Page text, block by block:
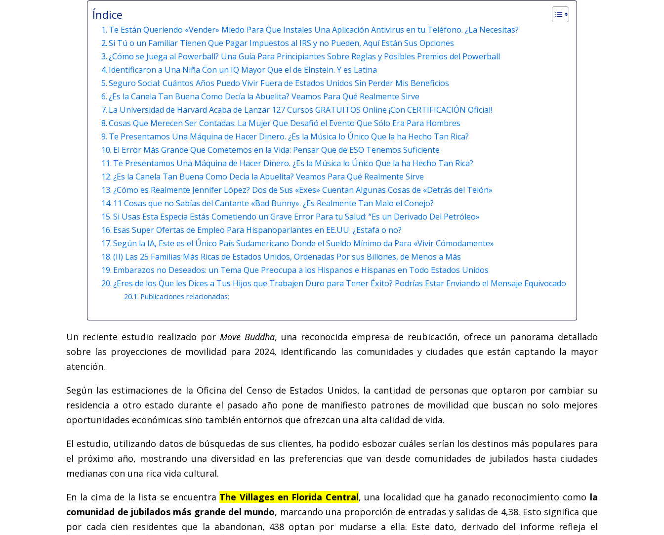
Índice
Te Están Queriendo «Vender» Miedo Para Que Instales Una Aplicación Antivirus en tu Teléfono. ¿La Necesitas?
Si Tú o un Familiar Tienen Que Pagar Impuestos al IRS y no Pueden, Aquí Están Sus Opciones
¿Cómo se Juega al Powerball? Una Guía Para Principiantes Sobre Reglas y Posibles Premios del Powerball
Identificaron a Una Niña Con un IQ Mayor Que el de Einstein. Y es Latina
Seguro Social: Cuántos Años Puedo Vivir Fuera de Estados Unidos Sin Perder Mis Beneficios
¿Es la Canela Tan Buena Como Decía la Abuelita? Veamos Para Qué Realmente Sirve
La Universidad de Harvard Acaba de Lanzar 127 Cursos GRATUITOS Online ¡Con CERTIFICACIÓN Oficial!
Cosas Que Merecen Ser Contadas: La Mujer Que Desafió el Evento Que Sólo Era Para Hombres
Te Presentamos Una Máquina de Hacer Dinero. ¿Es la Música lo Único Que la ha Hecho Tan Rica?
El Error Más Grande Que Cometemos en la Vida: Pensar Que de ESO Tenemos Suficiente
Te Presentamos Una Máquina de Hacer Dinero. ¿Es la Música lo Único Que la ha Hecho Tan Rica?
¿Es la Canela Tan Buena Como Decía la Abuelita? Veamos Para Qué Realmente Sirve
¿Cómo es Realmente Jennifer López? Dos de Sus «Exes» Cuentan Algunas Cosas de «Detrás del Telón»
11 Cosas que no Sabías del Cantante «Bad Bunny». ¿Es Realmente Tan Malo el Conejo?
Si Usas Esta Especia Estás Cometiendo un Grave Error Para tu Salud: “Es un Derivado Del Petróleo»
Esas Super Ofertas de Empleo Para Hispanoparlantes en EE.UU. ¿Estafa o no?
Según la IA, Este es el Único País Sudamericano Donde el Sueldo Mínimo da Para «Vivir Cómodamente»
(II) Las 25 Familias Más Ricas de Estados Unidos, Ordenadas Por sus Billones, de Menos a Más
Embarazos no Deseados: un Tema Que Preocupa a los Hispanos e Hispanas en Todo Estados Unidos
¿Eres de los Que les Dices a Tus Hijos que Trabajen Duro para Tener Éxito? Podrías Estar Enviando el Mensaje Equivocado
Publicaciones relacionadas:
Un reciente estudio realizado porMove Buddha, una reconocida empresa de reubicación, ofrece un panorama detallado
sobre las proyecciones de movilidad para 2024, identificando las comunidades y ciudades que están captando la mayor
atención.
Según las estimaciones de la Oficina del Censo de Estados Unidos, la cantidad de personas que optaron por cambiar su
residencia a otro estado durante el pasado año pone de manifiesto patrones de movilidad que buscan no solo mejores
oportunidades económicas sino también entornos que ofrezcan una alta calidad de vida.
El estudio, utilizando datos de búsquedas de sus clientes, ha podido esbozar cuáles serían los destinos más populares para
el próximo año, mostrando una diversidad en las preferencias que van desde comunidades de jubilados hasta ciudades
medianas con una rica vida cultural.
En la cima de la lista se encuentra The Villages en Florida Central, una localidad que ha ganado reconocimiento como la
comunidad de jubilados más grande del mundo, marcando una proporción de entradas y salidas de 4,38. Esto significa que
por cada cien residentes que la abandonan, 438 optan por mudarse a ella. Este dato, derivado del informe refleja el